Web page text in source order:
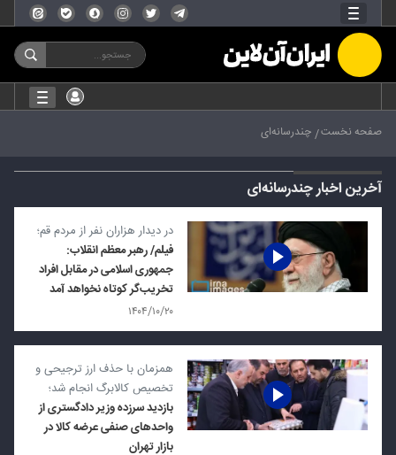
صفحه نخست چندرسانه‌ای
آخرین اخبار چندرسانه‌ای
در دیدار هزاران نفر از مردم قم؛
فیلم/ رهبر معظم انقلاب:
جمهوری اسلامی در مقابل افراد
تخریب‌گر کوتاه نخواهد آمد
۱۴۰۴/۱۰/۲۰
همزمان با حذف ارز ترجیحی و
تخصیص کالابرگ انجام شد؛
بازدید سرزده وزیر دادگستری از
واحدهای صنفی عرضه کالا در
بازار تهران